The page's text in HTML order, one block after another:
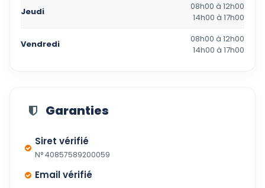
Jeudi
08h00 à 12h00
14h00 à 17h00
Vendredi
08h00 à 12h00
14h00 à 17h00
Garanties
Siret vérifié
N° 40857589200059
Email vérifié